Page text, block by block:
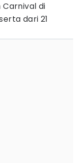
di
dari 21